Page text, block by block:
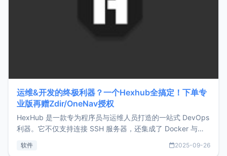
运维&开发的终极利器？一个Hexhub全搞定！下单专
业版再赠Zdir/OneNav授权
HexHub 是一款专为程序员与运维人员打造的一站式 DevOps
利器。它不仅支持连接 SSH 服务器，还集成了 Docker 与常
件间频繁切换，仅凭 HexHub 即可同时搞定运维与数据库操
软件 2025-09-26